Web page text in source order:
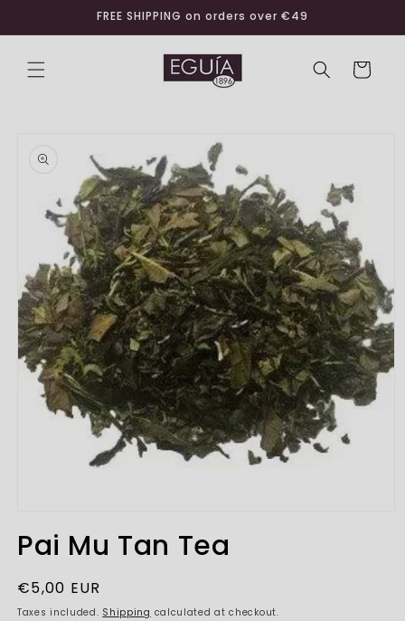
FREE SHIPPING on orders over €49
Cart
information
1
inPai Mu Tan Tea
Regular
price
€5,00 EUR
Taxes included. Shipping calculated at checkout.